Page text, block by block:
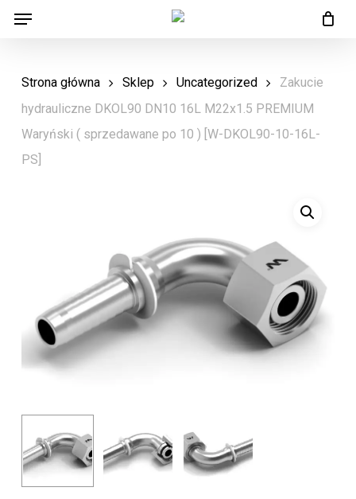
Skip
content
Menu
Strona główna Sklep Uncategorized
Zakucie
hydrauliczne DKOL90 DN10 16L M22x1.5 PREMIUM
Waryński ( sprzedawane po 10 ) [W-DKOL90-10-16L-
PS]
Menu